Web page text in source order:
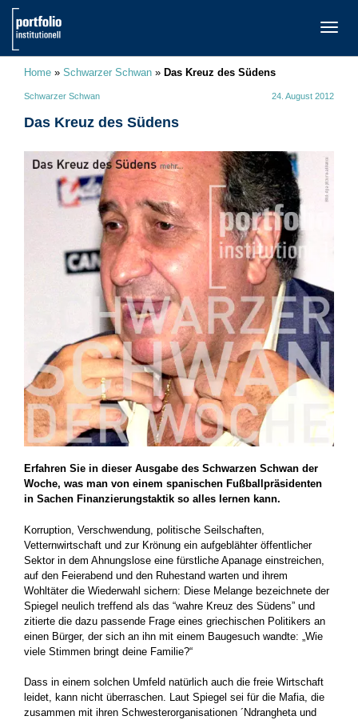
Home » Schwarzer Schwan » Das Kreuz des Südens
Schwarzer Schwan 24. August 2012
Das Kreuz des Südens
Erfahren Sie in dieser Ausgabe des Schwarzen Schwan der
Woche, was man von einem spanischen Fußballpräsidenten
in Sachen Finanzierungstaktik so alles lernen kann.
Korruption, Verschwendung, politische Seilschaften,
Vetternwirtschaft und zur Krönung ein aufgeblähter öffentlicher
Sektor in dem Ahnungslose eine fürstliche Apanage einstreichen,
auf den Feierabend und den Ruhestand warten und ihrem
Wohltäter die Wiederwahl sichern: Diese Melange bezeichnete der
Spiegel neulich treffend als das “wahre Kreuz des Südens” und
zitierte die dazu passende Frage eines griechischen Politikers an
einen Bürger, der sich an ihn mit einem Baugesuch wandte: „Wie
viele Stimmen bringt deine Familie?“
Dass in einem solchen Umfeld natürlich auch die freie Wirtschaft
leidet, kann nicht überraschen. Laut Spiegel sei für die Mafia, die
zusammen mit ihren Schwesterorganisationen ´Ndrangheta und